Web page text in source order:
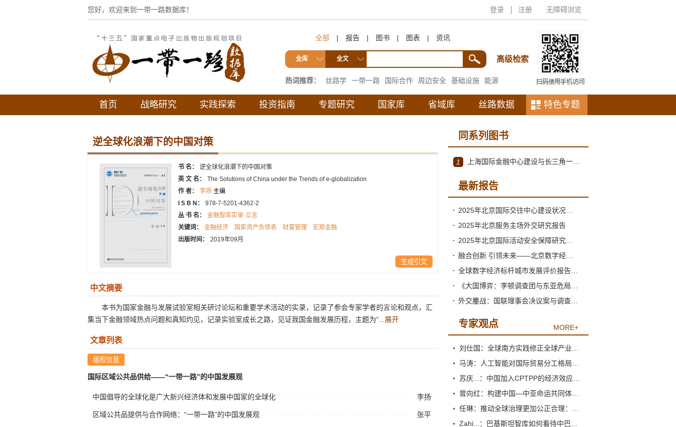
登录 注册 无障碍浏览
您好，欢迎来到一带一路数据库！
全部 | 报告 | 图书 | 图表 | 资讯
全库 全文 高级检索
热词推荐： 丝路学 一带一路 国际合作 周边安全 基础设施
能源
互联互通
首页 战略研究 实践探索 投资指南 专题研究 国家库 省域库 丝路数据 特色专题
逆全球化浪潮下的中国对策
书 名：
逆全球化浪潮下的中国对策
英 文 名：
The Solutions of China under the Trends of e-globalization
作 者：
李扬 主编
I S B N：
978-7-5201-4362-2
丛 书 名：
金融智库实录·立言
关键词：
金融经济 国家资产负债表 财富管理
宏观金融
出版时间：
2019年09月
生成引文
中文摘要
本书为国家金融与发展试验室相关研讨论坛和重要学术活动的实录，记录了参会专家学者的言论和观点，汇
集当下金融领域热点问题和真知灼见，记录实验室成长之路，见证我国金融发展历程，主题为“... 展开
文章列表
国际区域公共品供给——“一带一路”的中国发展观
李扬
中国倡导的全球化是广大新兴经济体和发展中国家的全球化
张平
区域公共品提供与合作网络：“一带一路”的中国发展观
同系列图书
1 上海国际金融中心建设与长三角一体化
最新报告
2025年北京服务主场外交研究报告
专家观点 MORE+